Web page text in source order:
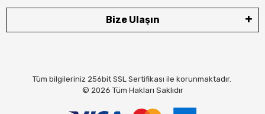
Bize Ulaşın
Tüm bilgileriniz 256bit SSL Sertifikası ile korunmaktadır.
© 2026 Tüm Hakları Saklıdır